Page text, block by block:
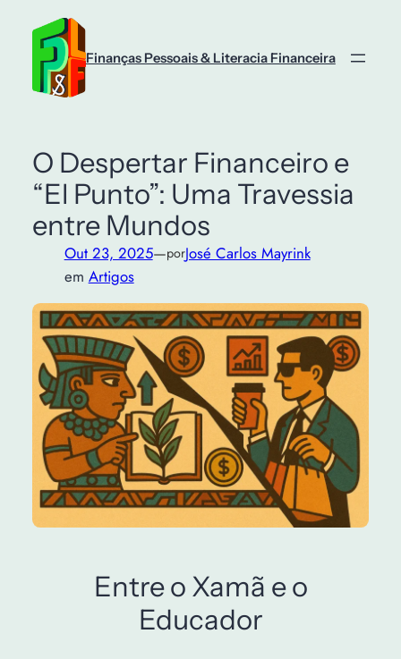
conteúdo
Finanças Pessoais & Literacia Financeira
O Despertar Financeiro e
“El Punto”: Uma Travessia
entre Mundos
Out 23, 2025—porJosé Carlos Mayrink
em Artigos
Entre o Xamã e o
Educador